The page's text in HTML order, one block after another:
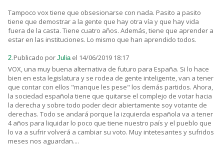
Tampoco vox tiene que obsesionarse con nada. Pasito a pasito
tiene que demostrar a la gente que hay otra vía y que hay vida
fuera de la casta. Tiene cuatro años. Además, tiene que aprender a
estar en las instituciones. Lo mismo que han aprendido todos.
2.Publicado por Julia el 14/06/2019 18:17
VOX, una muy buena alternativa de futuro para España. Si lo hace
bien en esta legislatura y se rodea de gente inteligente, van a tener
que contar con ellos "manque les pese" los demás partidos. Ahora,
la sociedad española tiene que quitarse el complejo de votar hacia
la derecha y sobre todo poder decir abiertamente soy votante de
derechas. Todo se andará porque la izquierda española va a tener
4 años para liquidar lo poco que tiene nuestro país y el pueblo que
lo va a sufrir volverá a cambiar su voto. Muy intetesantes y sufridos
meses nos aguardan....